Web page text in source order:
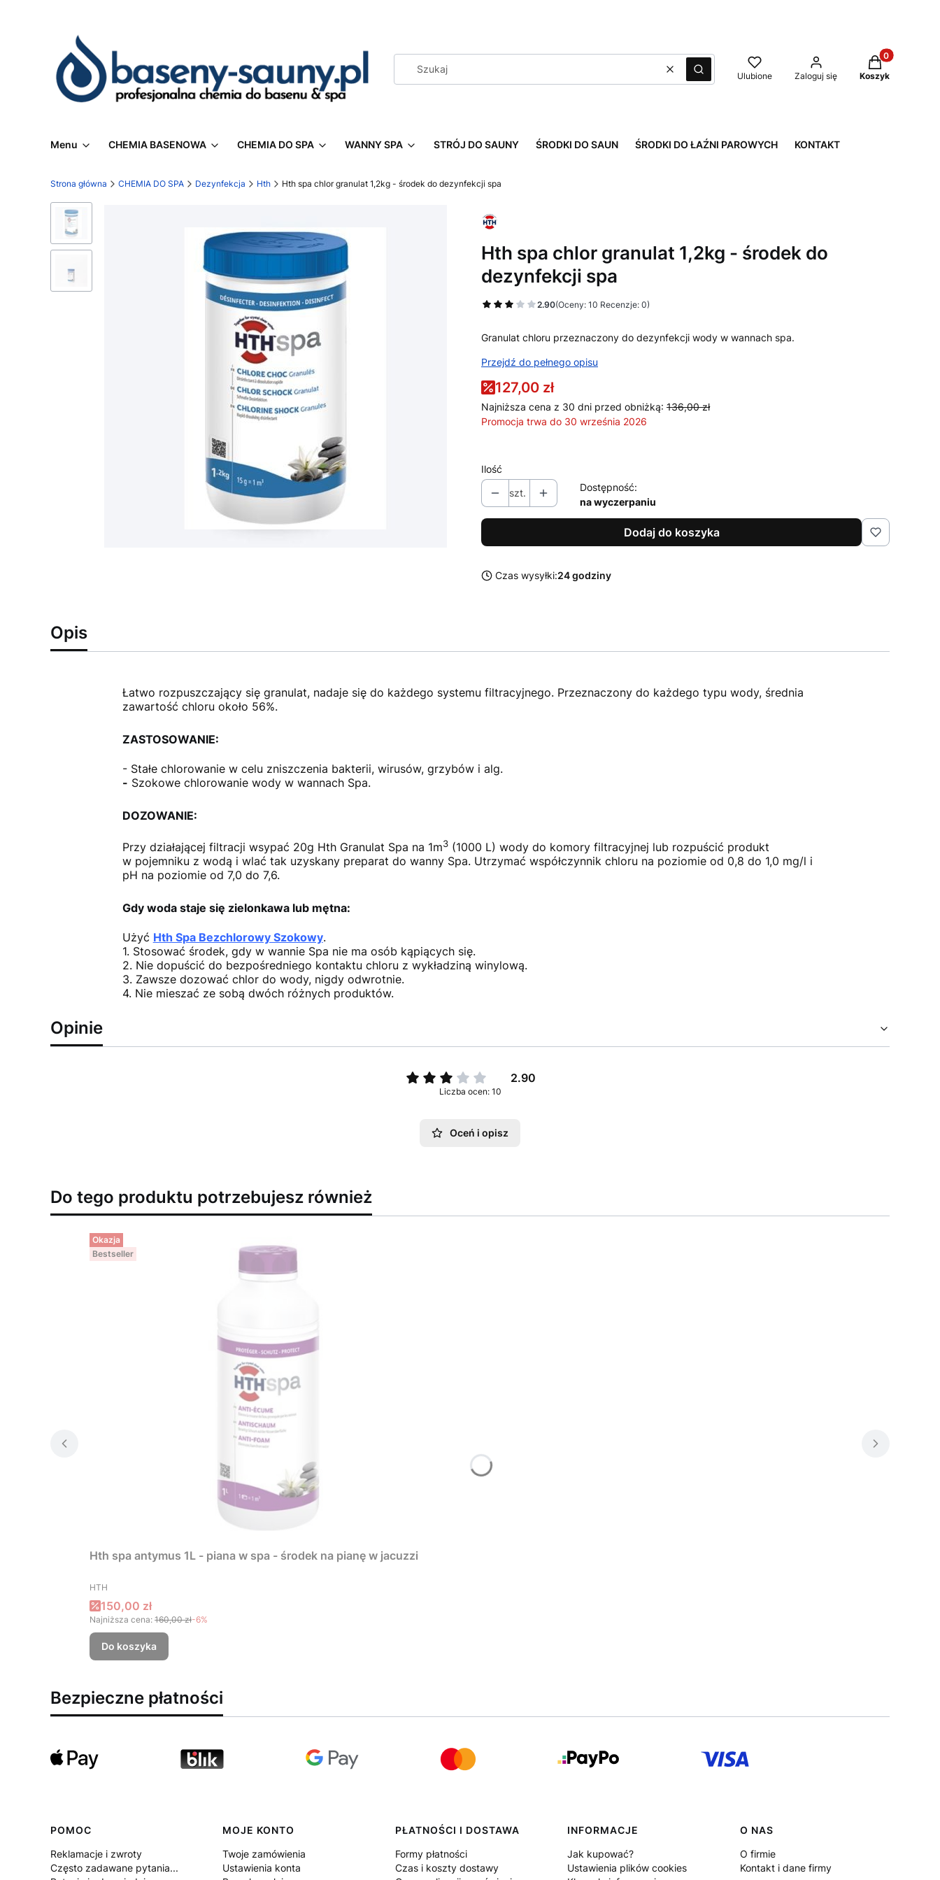
WyczyśćSzukaj Ulubione Zaloguj się
Produkty w
Koszyk
Menu CHEMIA BASENOWA CHEMIA DO SPA WANNY SPA STRÓJ DO SAUNY ŚRODKI DO SAUN ŚRODKI DO ŁAŹNI PAROWYCH KONTAKT
Strona główna CHEMIA DO SPA Dezynfekcja Hth Hth spa chlor granulat 1,2kg - środek do dezynfekcji spa
Hth spa chlor granulat 1,2kg - środek do
dezynfekcji spa
2.90(Oceny: 10 Recenzje: 0)
Granulat chloru przeznaczony do dezynfekcji wody w wannach spa.
Przejdź do pełnego opisu
127,00 zł
Najniższa cena z 30 dni przed obniżką: 136,00 zł
Promocja trwa do 30 września 2026
Ilość
szt.
Dostępność:
na wyczerpaniu
Dodaj do koszyka
Czas wysyłki:24 godziny
Opis
Łatwo rozpuszczający się granulat, nadaje się do każdego systemu filtracyjnego. Przeznaczony do każdego typu wody, średnia
zawartość chloru około 56%.
ZASTOSOWANIE:
- Stałe chlorowanie w celu zniszczenia bakterii, wirusów, grzybów i alg.
- Szokowe chlorowanie wody w wannach Spa.
DOZOWANIE:
Przy działającej filtracji wsypać 20g Hth Granulat Spa na 1m3(1000 L) wody do komory filtracyjnej lub rozpuścić produkt
w pojemniku z wodą i wlać tak uzyskany preparat do wanny Spa. Utrzymać współczynnik chloru na poziomie od 0,8 do 1,0 mg/l i
pH na poziomie od 7,0 do 7,6.
Gdy woda staje się zielonkawa lub mętna:
Użyć Hth Spa Bezchlorowy Szokowy.
1. Stosować środek, gdy w wannie Spa nie ma osób kąpiących się.
2. Nie dopuścić do bezpośredniego kontaktu chloru z wykładziną winylową.
3. Zawsze dozować chlor do wody, nigdy odwrotnie.
4. Nie mieszać ze sobą dwóch różnych produktów.
Opinie
2.90
Liczba ocen: 10
Oceń i opisz
Do tego produktu potrzebujesz również
Okazja
Bestseller
Hth spa antymus 1L - piana w spa - środek na pianę w jacuzzi
PRODUCENT
HTH
Cena promocyjna
150,00 zł
Najniższa cena: 160,00 zł-6%
Do koszyka
Bezpieczne płatności
Linki w stopce
POMOC
Reklamacje i zwroty
Często zadawane pytania...
MOJE KONTO
Twoje zamówienia
Ustawienia konta
PŁATNOŚCI I DOSTAWA
Formy płatności
Czas i koszty dostawy
INFORMACJE
Jak kupować?
Ustawienia plików cookies
O NAS
O firmie
Kontakt i dane firmy